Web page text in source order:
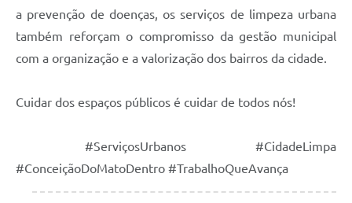
a prevenção de doenças, os serviços de limpeza urbana
também reforçam o compromisso da gestão municipal
com a organização e a valorização dos bairros da cidade.
Cuidar dos espaços públicos é cuidar de todos nós!
#ServiçosUrbanos #CidadeLimpa
#ConceiçãoDoMatoDentro #TrabalhoQueAvança